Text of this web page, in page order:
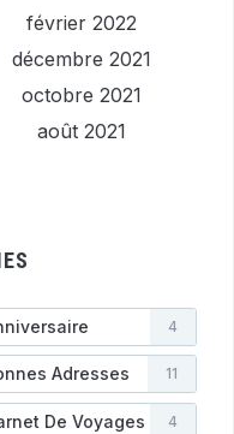
février 2022
décembre 2021
octobre 2021
août 2021
4
Adresses 11
De Voyages 4